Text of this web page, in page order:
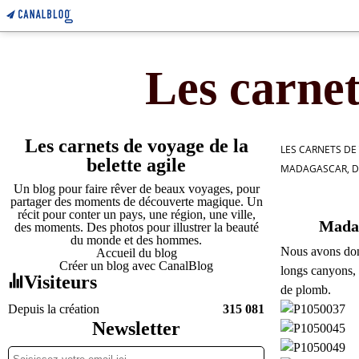
Les
Les carnets de voyage de la
belette agile
Un blog pour faire rêver de beaux voyages, pour
partager des moments de découverte magique. Un
récit pour conter un pays, une région, une ville,
des moments. Des photos pour illustrer la beauté
du monde et des hommes.
Accueil du blog
Créer un blog avec CanalBlog
Visiteurs
Depuis la création 315 081
Newsletter
LES CARNETS
MADAGASCAR,
Nous avons
longs canyons,
de plomb.